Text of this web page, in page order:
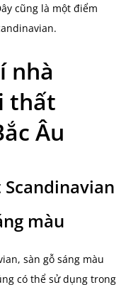
cũng là một điểm
nhà
thất
Âu
màu
sàn gỗ sáng màu
có thể sử dụng trong